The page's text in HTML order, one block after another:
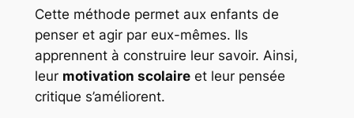
Cette méthode permet aux enfants de
penser et agir par eux-mêmes. Ils
apprennent à construire leur savoir. Ainsi,
leur motivation scolaireet leur pensée
critique s’améliorent.